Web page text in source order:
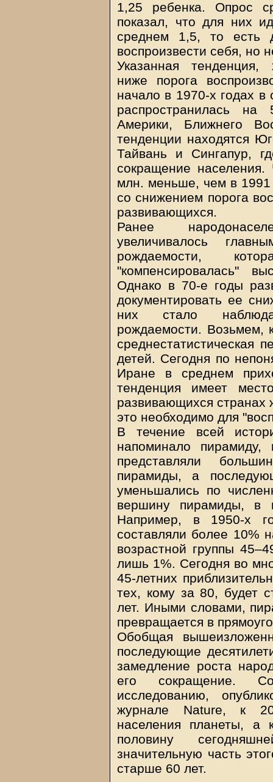
1,25 ребенка. Опрос
показал, что для них
среднем 1,5, то есть
воспроизвести себя, но
Указанная тенденция,
ниже порога
начало в 1970-х годах в
распространилась
Америки, Ближнего
тенденции находятся
Тайвань и Сингапур,
сокращение
млн. меньше, чем в 1991
со снижением порога
развивающихся.
Ранее
увеличивалось
рождаемости,
"компенсировалась"
Однако в 70-е годы
документировать ее
них стало
рождаемости. Возьмем,
среднестатистическая
детей. Сегодня по
Иране в среднем
тенденция имеет
развивающихся
это необходимо для
В течение всей
напоминало пирамиду,
представляли
пирамиды, а
уменьшались по
вершину пирамиды, в
Например, в 1950-х
составляли более 10%
возрастной группы
лишь 1%. Сегодня во
45-летних
тех, кому за 80, будет
лет. Иными словами,
превращается в
Обобщая
последующие
замедление роста
его сокращение.
исследованию,
журнале Nature, к
населения планеты, а
половину
значительную часть
старше 60 лет.